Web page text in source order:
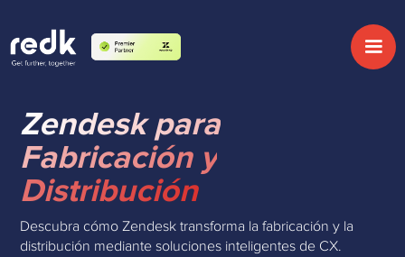
Zendesk para
Fabricación y
Distribución
Descubra cómo Zendesk transforma la fabricación y la
distribución mediante soluciones inteligentes de CX.